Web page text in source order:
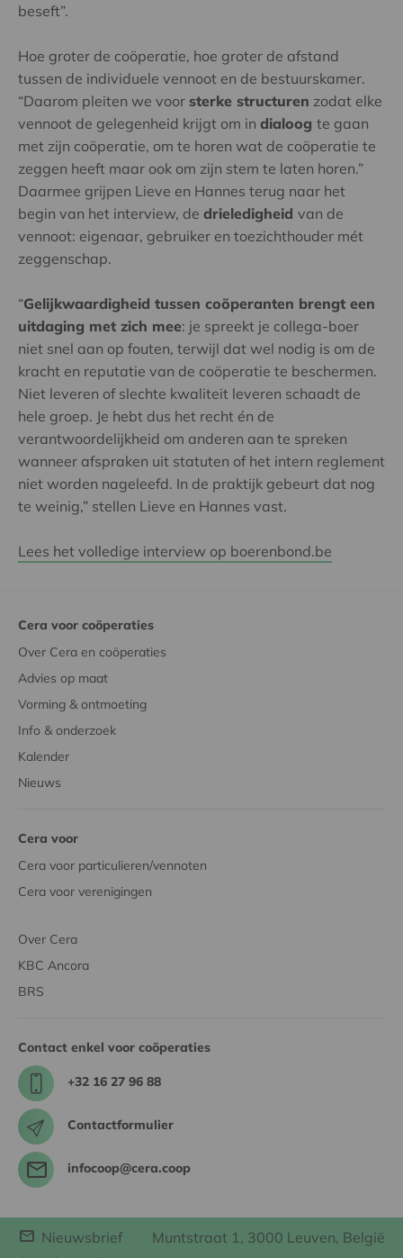
beseft”.
Hoe groter de coöperatie, hoe groter de afstand
tussen de individuele vennoot en de bestuurskamer.
“Daarom pleiten we voor sterke structuren zodat elke
vennoot de gelegenheid krijgt om in dialoog te gaan
met zijn coöperatie, om te horen wat de coöperatie te
zeggen heeft maar ook om zijn stem te laten horen.”
Daarmee grijpen Lieve en Hannes terug naar het
begin van het interview, de drieledigheid van de
vennoot: eigenaar, gebruiker en toezichthouder mét
zeggenschap.
“Gelijkwaardigheid tussen coöperanten brengt een
uitdaging met zich mee: je spreekt je collega-boer
niet snel aan op fouten, terwijl dat wel nodig is om de
kracht en reputatie van de coöperatie te beschermen.
Niet leveren of slechte kwaliteit leveren schaadt de
hele groep. Je hebt dus het recht én de
verantwoordelijkheid om anderen aan te spreken
wanneer afspraken uit statuten of het intern reglement
niet worden nageleefd. In de praktijk gebeurt dat nog
te weinig,” stellen Lieve en Hannes vast.
Lees het volledige interview op boerenbond.be
Cera voor coöperaties
Over Cera en coöperaties
Advies op maat
Vorming & ontmoeting
Info & onderzoek
Kalender
Nieuws
Cera voor
Cera voor particulieren/vennoten
Cera voor verenigingen
Over Cera
KBC Ancora
BRS
Contact enkel voor coöperaties
+32 16 27 96 88
Contactformulier
infocoop@cera.coop
Nieuwsbrief
Muntstraat 1, 3000 Leuven, België